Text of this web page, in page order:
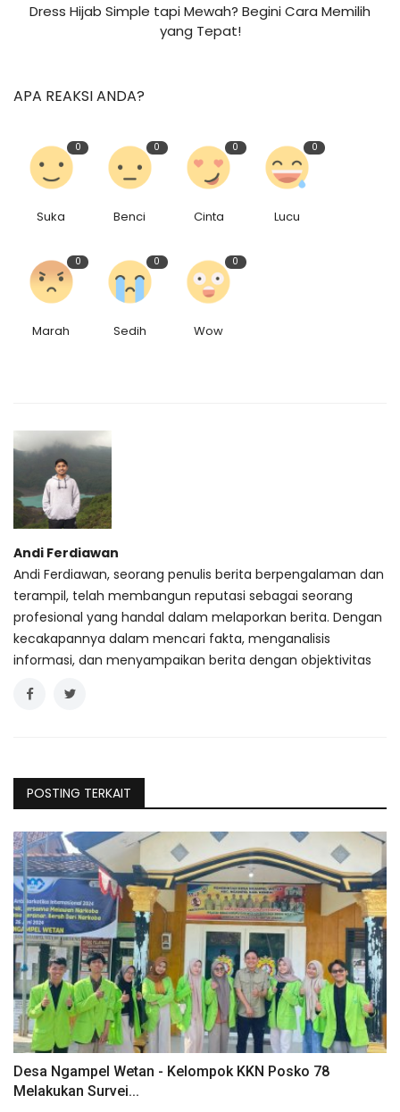
Dress Hijab Simple tapi Mewah? Begini Cara Memilih
yang Tepat!
APA REAKSI ANDA?
0
Suka
0
Benci
0
Cinta
0
Lucu
0
Marah
0
Sedih
0
Wow
Andi Ferdiawan
Andi Ferdiawan, seorang penulis berita berpengalaman dan
terampil, telah membangun reputasi sebagai seorang
profesional yang handal dalam melaporkan berita. Dengan
kecakapannya dalam mencari fakta, menganalisis
informasi, dan menyampaikan berita dengan objektivitas
POSTING TERKAIT
Desa Ngampel Wetan - Kelompok KKN Posko 78
Melakukan Survei...